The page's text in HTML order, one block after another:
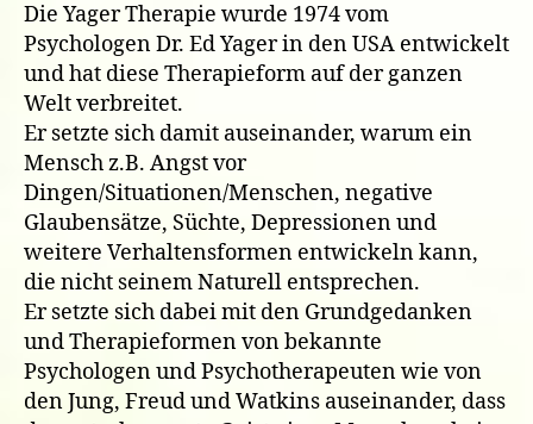
Die Yager Therapie wurde 1974 vom
Psychologen Dr. Ed Yager in den USA entwickelt
und hat diese Therapieform auf der ganzen
Welt verbreitet.
Er setzte sich damit auseinander, warum ein
Mensch z.B. Angst vor
Dingen/Situationen/Menschen, negative
Glaubensätze, Süchte, Depressionen und
weitere Verhaltensformen entwickeln kann,
die nicht seinem Naturell entsprechen.
Er setzte sich dabei mit den Grundgedanken
und Therapieformen von bekannte
Psychologen und Psychotherapeuten wie von
den Jung, Freud und Watkins auseinander, dass